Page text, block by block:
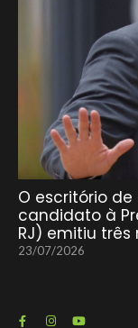
O escritório
candidato à
RJ) emitiu
23/07/2026